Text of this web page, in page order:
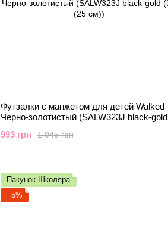
Футзалки с манжетом для детей Walked
Черно-золотистый (SALW323J black-gold
1 045 грн
993 грн
Пакунок Школяра
−5%